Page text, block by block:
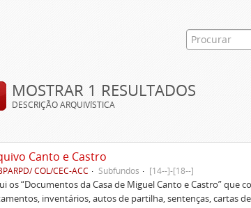
MOSTRAR 1 RESULTADOS
DESCRIÇÃO ARQUIVÍSTICA
Canto e Castro
COL/CEC-ACC Subfundos [14--]-[18--]
os “Documentos da Casa de Miguel Canto e Castro”
inventários, autos de partilha, sentenças, cartas